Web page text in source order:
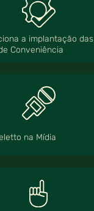
a implantação das
Conveniência
na Mídia